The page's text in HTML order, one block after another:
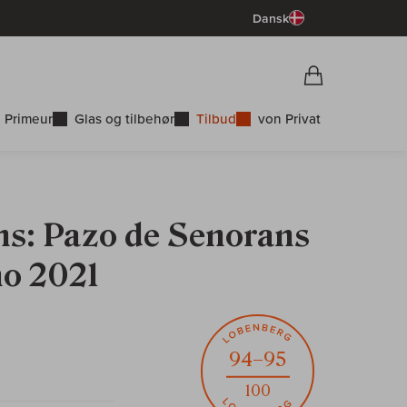
Dansk
Primeur Glas og tilbehør Tilbud von Privat
Pazo de Senorans
2021
94–95
100